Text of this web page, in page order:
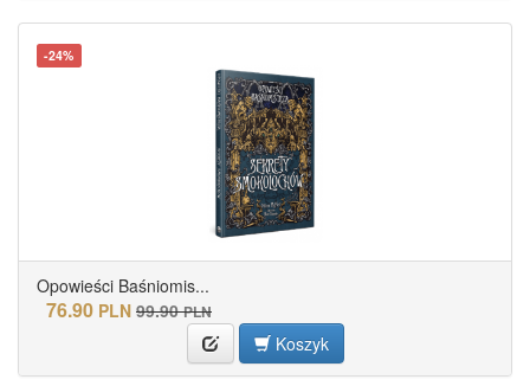
-24%
Opowieści Baśniomis...
76.90 PLN 99.90 PLN
Koszyk